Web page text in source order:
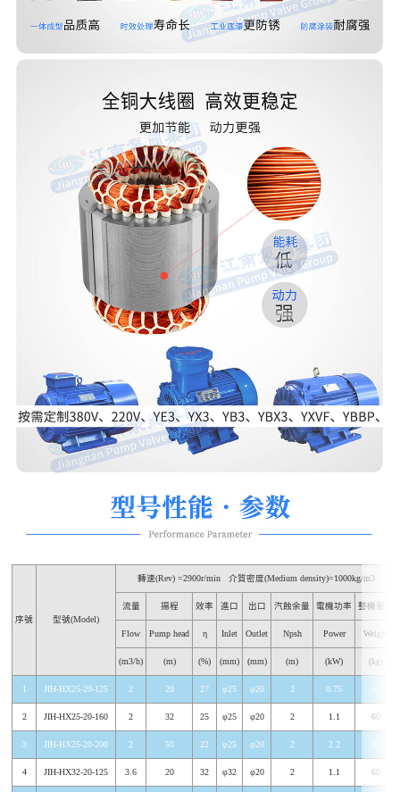
序號 型號(Model)
轉速(Rev) =2900r/min 介質密度(Medium density)=1000kg/m3
流量 揚程 效率 進口 出口 汽蝕余量 電機功率 整機重量
Flow Pump head η Inlet Outlet Npsh Power Weight
(m3/h) (m) (%) (mm) (mm) (m) (kW) (kg)
1 JIH-HX25-20-125 2 20 27 φ25 φ20 2 0.75
2 JIH-HX25-20-160 2 32 25 φ25 φ20 2 1.1 60
3 JIH-HX25-20-200 2 50 22 φ25 φ20 2 2.2
4 JIH-HX32-20-125 3.6 20 32 φ32 φ20 2 1.1 60